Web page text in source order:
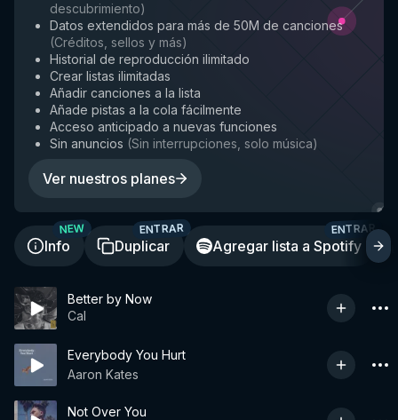
descubrimiento)
Datos extendidos para más de 50M de canciones
(Créditos, sellos y más)
Historial de reproducción ilimitado
Crear listas ilimitadas
Añadir canciones a la lista
Añade pistas a la cola fácilmente
Acceso anticipado a nuevas funciones
Sin anuncios (Sin interrupciones, solo música)
Ver nuestros planes
Info
NEW
Duplicar
ENTRAR
Agregar lista a Spotify
ENTRAR
Better by Now
Cal
Everybody You Hurt
Aaron Kates
Not Over You